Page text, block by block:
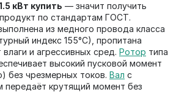
кВт купить — значит получить
по стандартам ГОСТ.
из медного провода класса
индекс 155°C), пропитана
и агрессивных сред. Ротор типа
высокий пусковой момент
без чрезмерных токов. Вал с
передаёт крутящий момент без